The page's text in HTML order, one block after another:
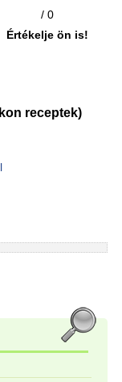
/ 0
Értékelje ön is!
receptek)